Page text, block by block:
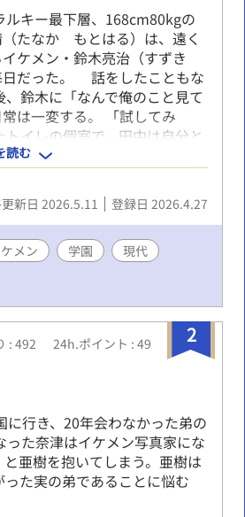
キー最下層、168cm80kgの
（たなか もとはる）は、遠く
ケメン・鈴木亮治（すずき
日だった。 話をしたこともな
鈴木に「なんで俺のこと見て
は一変する。 「試してみ
イレの個室で、田中は自分と
の男」を知ることにな
マロボディ男子。 【キー
リーフ、精液飲用、マーキン
、実は両片思い、素股、中出
月30日 21時に鈴木視点のサ
人の土曜日のお泊り編 5月11
ーーーーー キャラクター
はる (主人公)、受け。高
重80キロ。 自分がデブなこ
静か。ヒエラルキーで最下層
点に立つグループを眺めては
し、何がすごいのかはわかっ
め。高校二年。 身長171
心人物的存在で、積極的。筋
チョ。イケメンで女子にモテ
。前髪をセンターで分けてい
読む
新日 2026.5.11 登録日 2026.4.27
メン 学園
現代
2
: 492 24h.ポイント : 49
行き、20年会わなかった弟の
た奈津はイケメン写真家にな
亜樹を抱いてしまう。亜樹は
た実の弟であることに悩む